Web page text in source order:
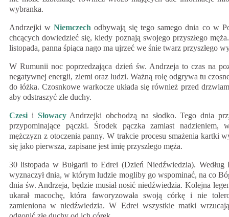
wybranka.
Andrzejki wNiemczech odbywają się tego samego dnia co w
chcących dowiedzieć się, kiedy poznają swojego przyszłego
listopada, panna śpiąca nago ma ujrzeć we śnie twarz przyszłego
W Rumunii noc poprzedzająca dzień św. Andrzeja to czas na
negatywnej energii, ziemi oraz ludzi. Ważną rolę odgrywa tu
do łóżka. Czosnkowe warkocze układa się również przed
aby odstraszyć złe duchy.
Czesi i SłowacyAndrzejki obchodzą na słodko. Tego dnia
przypominające pączki. Środek pączka zamiast nadzieniem,
mężczyzn z otoczenia panny. W trakcie procesu smażenia kartki
się jako pierwsza, zapisane jest imię przyszłego męża.
30 listopada w Bułgarii to Edrei (Dzień Niedźwiedzia).
wyznaczył dnia, w którym ludzie mogliby go wspominać, na co
dnia św. Andrzeja, będzie musiał nosić niedźwiedzia. Kolejna
ukarał macochę, która faworyzowała swoją córkę i nie
zamieniona w niedźwiedzia. W Edrei wszystkie matki